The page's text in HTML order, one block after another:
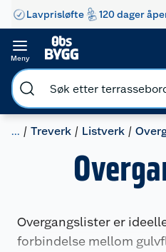
Lavprisløfte 120 dager
Meny
... Treverk Listverk
Overgangslister er
forbindelse mellom